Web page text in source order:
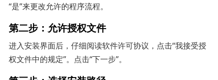
“是”来更改允许的程序流程。
第二步：允许授权文件
进入安装界面后，仔细阅读软件许可协议，点击“我接受授
权文件中的规定”。点击“下一步”。